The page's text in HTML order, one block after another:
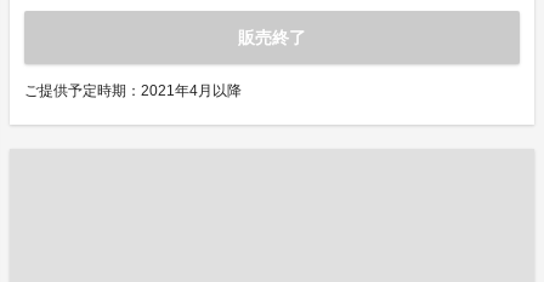
販売終了
ご提供予定時期：2021年4月以降